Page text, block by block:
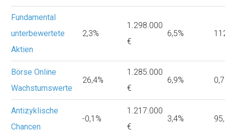
Fundamental
unterbewertete
Aktien
2,3%
1.298.000
€
6,5%
Börse Online
Wachstumswerte
26,4%
1.285.000
€
6,9%
Antizyklische
Chancen
-0,1%
1.217.000
€
3,4%